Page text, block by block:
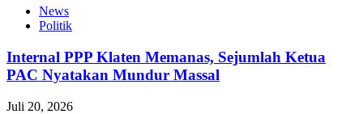
News
Politik
Internal PPP Klaten Memanas, Sejumlah Ketua
PAC Nyatakan Mundur Massal
Juli 20, 2026